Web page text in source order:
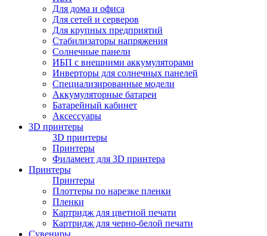
Для дома и офиса
Для сетей и серверов
Для крупных предприятий
Стабилизаторы напряжения
Солнечные панели
ИБП с внешними аккумуляторами
Инверторы для солнечных панелей
Специализированные модели
Аккумуляторные батареи
Батарейный кабинет
Аксессуары
3D принтеры
3D принтеры
Принтеры
Филамент для 3D принтера
Принтеры
Принтеры
Плоттеры по нарезке пленки
Пленки
Картридж для цветной печати
Картридж для черно-белой печати
Сувениры